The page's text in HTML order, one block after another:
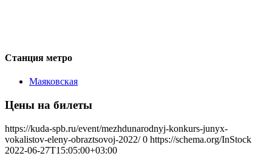
Станция метро
Маяковская
Цены на билеты
https://kuda-spb.ru/event/mezhdunarodnyj-konkurs-junyx-
vokalistov-eleny-obraztsovoj-2022/ 0 https://schema.org/InStock
2022-06-27T15:05:00+03:00